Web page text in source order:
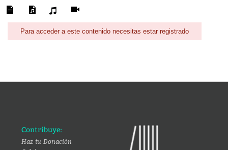
Para acceder a este contenido necesitas estar registrado
Contribuye:
Haz tu Donación